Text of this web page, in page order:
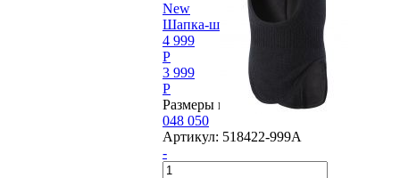
New
Шапка-шлем Reima®, Starrie
4 999
P
3 999
P
Размеры в наличии:
048 050
Артикул: 518422-999A
-